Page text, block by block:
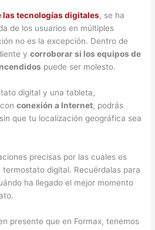
las tecnologías digitales, se ha
de los usuarios en múltiples
no es la excepción. Dentro de
ycorroborar si los equipos de
puede ser molesto.
digital y una tableta,
conconexión a Internet, podrás
que tu localización geográfica sea
precisas por las cuales es
digital. Recuérdalas para
ha llegado el mejor momento
presente que en Formax, tenemos